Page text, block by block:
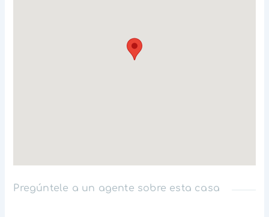
Pregúntele a un agente sobre esta casa